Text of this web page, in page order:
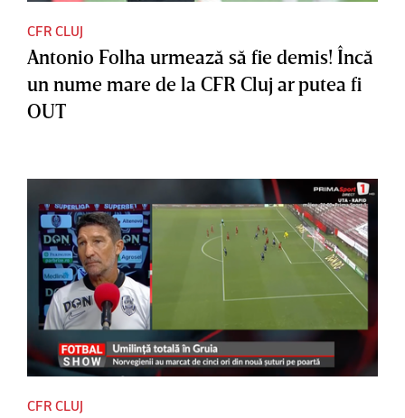
CFR CLUJ
Antonio Folha urmează să fie demis! Încă
un nume mare de la CFR Cluj ar putea fi
OUT
CFR CLUJ